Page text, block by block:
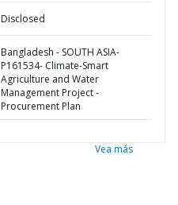
Disclosed
Bangladesh - SOUTH ASIA-
P161534- Climate-Smart
Agriculture and Water
Management Project -
Procurement Plan
Vea más